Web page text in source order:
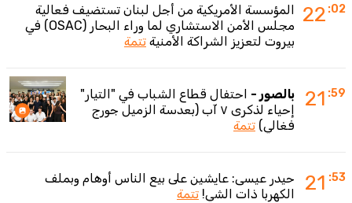
22 :02
المؤسسة الأمريكية من أجل لبنان تستضيف فعالية
مجلس الأمن الاستشاري لما وراء البحار (OSAC) في
بيروت لتعزيز الشراكة الأمنية تتمة
21 :59 بالصور - احتفال قطاع الشباب في "التيار"
إحياء لذكرى ٧ آب (بعدسة الزميل جورج
فغالي) تتمة
21 :53
حيدر عيسى: عايشين على بيع الناس أوهام وبملف
الكهربا ذات الشي! تتمة